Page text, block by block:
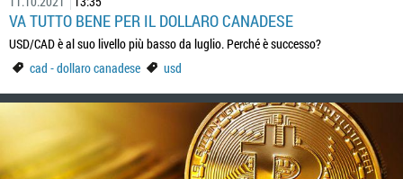
VA TUTTO BENE PER IL DOLLARO CANADESE
USD/CAD è al suo livello più basso da luglio. Perché è successo?
cad - dollaro canadese
usd